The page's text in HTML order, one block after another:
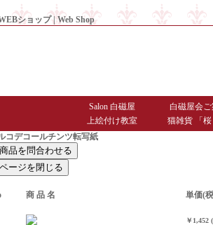
ショップ | Web Shop
Salon 白磁屋
白磁屋会
上絵付け教室
猫雑貨 「
デコールチンツ転写紙
商 品 名 単価(
￥1,452